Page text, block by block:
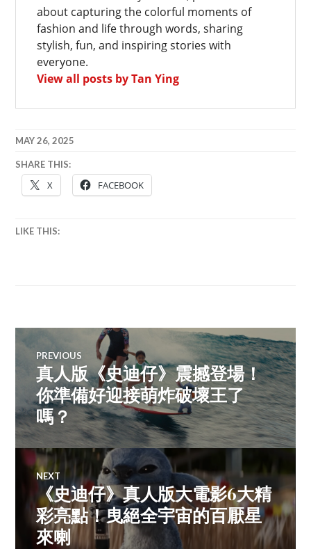
about capturing the colorful moments of
fashion and life through words, sharing
stylish, fun, and inspiring stories with
everyone.
View all posts by Tan Ying
MAY 26, 2025
SHARE THIS:
X FACEBOOK
LIKE THIS:
Post
navigation
PREVIOUS
Previous
post:
真人版《史迪仔》震撼登場！
你準備好迎接萌炸破壞王了
嗎？
NEXT
Next
post:
《史迪仔》真人版大電影6大精
彩亮點！曳絕全宇宙的百厭星
來喇